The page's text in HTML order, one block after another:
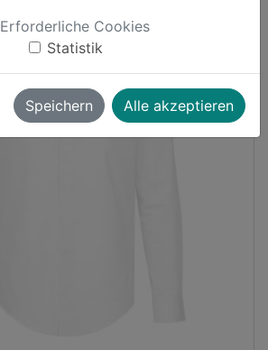
Erforderliche Cookies
Statistik
Speichern Alle akzeptieren